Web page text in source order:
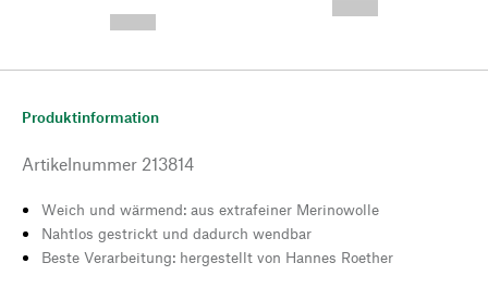
Produktinformation
Artikelnummer 213814
Weich und wärmend: aus extrafeiner Merinowolle
Nahtlos gestrickt und dadurch wendbar
Beste Verarbeitung: hergestellt von Hannes Roether